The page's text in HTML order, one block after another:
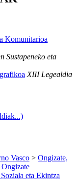
Komunitarioa
Sustapeneko eta
XIII Legealdia
Vasco > Ongizate,
Ongizate
eta Ekintza